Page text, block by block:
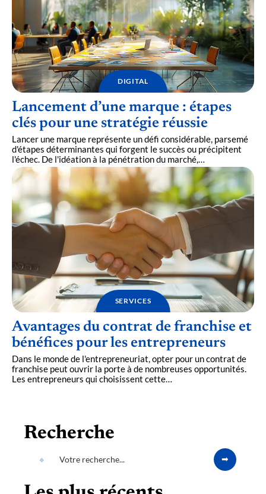
DIGITAL
Lancement d’une marque : étapes
clés pour une stratégie réussie
Lancer une marque représente un défi considérable, parsemé
d'étapes déterminantes qui forgent le succès ou précipitent
l'échec. De l'idéation à la pénétration du marché,…
SERVICES
Avantages du contrat de franchise et
bénéfices pour les entrepreneurs
Dans le monde de l'entrepreneuriat, opter pour un contrat de
franchise peut ouvrir la porte à de nombreuses opportunités.
Les entrepreneurs qui choisissent cette…
Recherche